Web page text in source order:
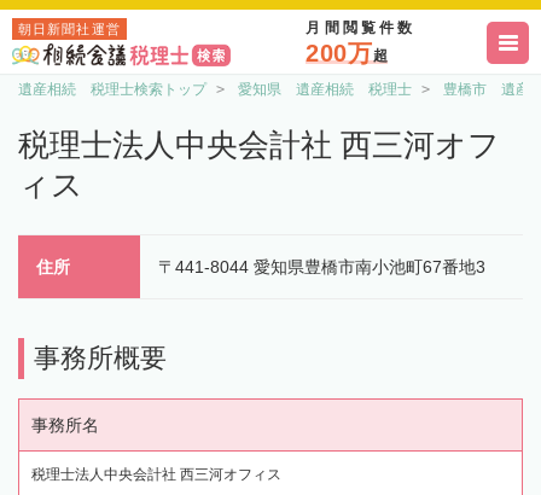
朝日新聞社運営 月間閲覧件数
200万超
遺産相続 税理士検索トップ 愛知県 遺産相続 税理士 豊橋市 遺産
税理士法人中央会計社 西三河オフ
ィス
住所 〒441-8044 愛知県豊橋市南小池町67番地3
事務所概要
事務所名
税理士法人中央会計社 西三河オフィス